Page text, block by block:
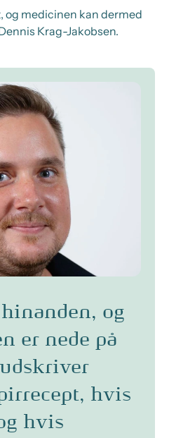
og medicinen kan dermed
Krag-Jakobsen.
og
er nede på
hvis
hvis